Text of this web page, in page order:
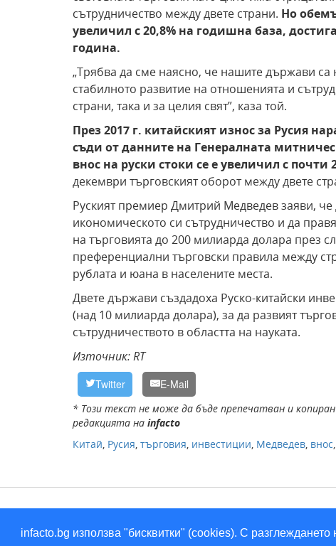
infacto.bg използва "бисквитки" (cookies). С
сътрудничество между двете страни. Но
увеличил с 20,8% на годишна база,
година.
„Трябва да сме наясно, че нашите държави
стабилното развитие на отношенията и
страни, така и за целия свят”, каза той.
През 2017 г. китайският износ за Русия
съди от данните на Генералната
внос на руски стоки се е увеличил с
декември търговският оборот между двете
Руският премиер Дмитрий Медведев заяви,
икономическото си сътрудничество и да
на търговията до 200 милиарда долара през
преференциални търговски правила между
рублата и юана в населените места.
Двете държави създадоха Руско-китайски
(над 10 милиарда долара), за да развият
сътрудничеството в областта на науката.
Източник: RT
Twitter E-Mail
* Този текст не може да бъде препечатван и
редакцията на infacto
Китай, Русия, търговия, инвестиции, Медведев, внос,